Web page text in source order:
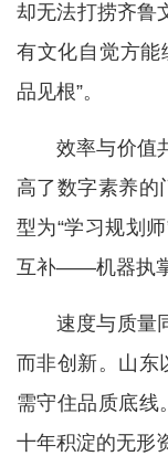
却无法打捞齐鲁
有文化自觉方能
品见根”。
效率与价值
高了数字素养的
型为“学习规划
互补——机器执掌
速度与质量
而非创新。山东
需守住品质底线
十年积淀的无形